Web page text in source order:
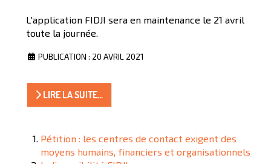
L'application FIDJI sera en maintenance le 21 avril
toute la journée.
PUBLICATION : 20 AVRIL 2021
LIRE LA SUITE...
Pétition : les centres de contact exigent des
moyens humains, financiers et organisationnels